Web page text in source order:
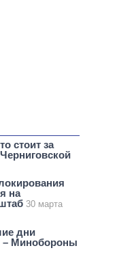
стоит за
на
30 марта
дни
– Минобороны